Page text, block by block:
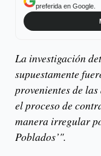
preferida en Google.
La investigación
supuestamente
provenientes de
el proceso de
manera irregular
Poblados’".